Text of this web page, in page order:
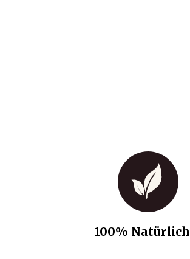
100% Natürlich